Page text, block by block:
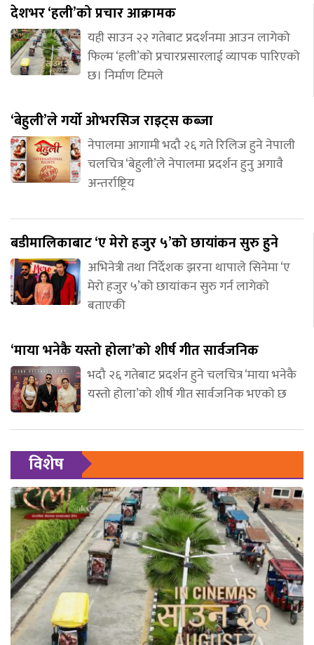
देशभर ‘हली’को प्रचार आक्रामक
यही साउन २२ गतेबाट प्रदर्शनमा आउन लागेको
फिल्म ‘हली’को प्रचारप्रसारलाई व्यापक पारिएको
छ। निर्माण टिमले
‘बेहुली’ले गर्यो ओभरसिज राइट्स कब्जा
नेपालमा आगामी भदौ २६ गते रिलिज हुने नेपाली
चलचित्र ‘बेहुली’ले नेपालमा प्रदर्शन हुनु अगावै
अन्तर्राष्ट्रिय
बडीमालिकाबाट ‘ए मेरो हजुर ५’को छायांकन सुरु हुने
अभिनेत्री तथा निर्देशक झरना थापाले सिनेमा ‘ए
मेरो हजुर ५’को छायांकन सुरु गर्न लागेको
बताएकी
‘माया भनेकै यस्तो होला’को शीर्ष गीत सार्वजनिक
भदौ २६ गतेबाट प्रदर्शन हुने चलचित्र ‘माया भनेकै
यस्तो होला’को शीर्ष गीत सार्वजनिक भएको छ
विशेष